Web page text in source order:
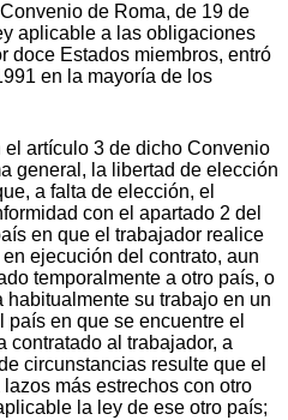
de Roma, de 19 de
aplicable a las obligaciones
doce Estados miembros, entró
en la mayoría de los
artículo 3 de dicho Convenio
general, la libertad de elección
a falta de elección, el
con el apartado 2 del
en que el trabajador realice
ejecución del contrato, aun
temporalmente a otro país, o
su trabajo en un
en que se encuentre el
contratado al trabajador, a
circunstancias resulte que el
más estrechos con otro
la ley de ese otro país;